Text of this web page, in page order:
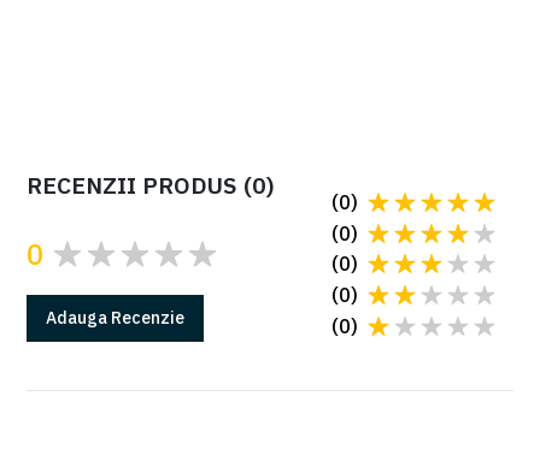
RECENZII PRODUS (0)
0
Adauga Recenzie (0)
(0)
(0)
(0)
(0)